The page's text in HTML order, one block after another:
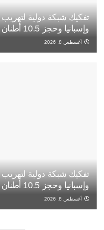
تفكيك شبكة دولية
وإسبانيا وحجز 10.5 أطنان
أغسطس 8, 2026
تفكيك شبكة دولية
وإسبانيا وحجز 10.5 أطنان
أغسطس 8, 2026